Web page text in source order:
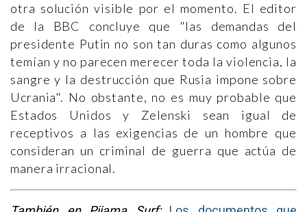
otra solución visible por el momento. El editor
de la BBC concluye que "las demandas del
presidente Putin no son tan duras como algunos
temían y no parecen merecer toda la violencia, la
sangre y la destrucción que Rusia impone sobre
Ucrania". No obstante, no es muy probable que
Estados Unidos y Zelenski sean igual de
receptivos a las exigencias de un hombre que
consideran un criminal de guerra que actúa de
manera irracional.